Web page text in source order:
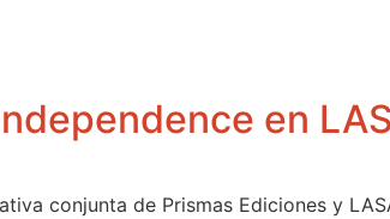
en
conjunta de Prismas Ediciones y